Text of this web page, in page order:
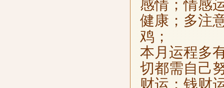
感情；情感
健康；多注
鸡；
本月运程多
切都需自己
财运；钱财